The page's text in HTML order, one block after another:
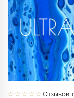
☆☆☆☆☆ Отзывов: